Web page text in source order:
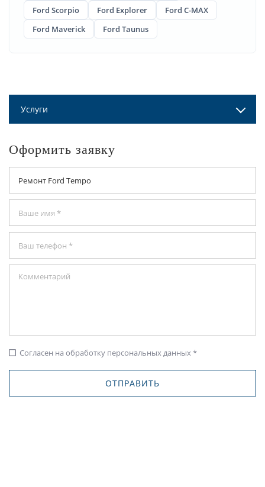
Ford Scorpio
Ford Explorer
Ford C-MAX
Ford Maverick
Ford Taunus
Услуги
Оформить заявку
check_box_outline_blank Согласен на обработку персональных данных *